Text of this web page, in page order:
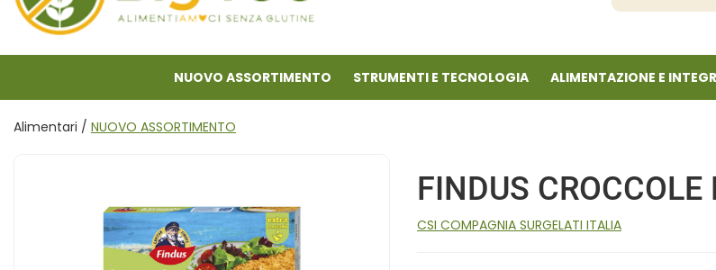
celiachia
NUOVO ASSORTIMENTO STRUMENTI E TECNOLOGIA ALIMENTAZIONE E
Alimentari / NUOVO ASSORTIMENTO
FINDUS
CSI COMPAGNIA SURGELATI ITALIA